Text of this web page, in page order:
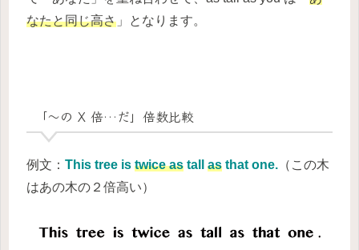
なたと同じ高さ 」となります。
「～の X 倍…だ」倍数比較
例文： This tree is twice as tall as that one. （この木
はあの木の２倍高い）